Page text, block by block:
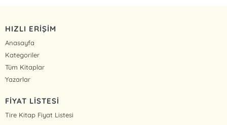
HIZLI ERİŞİM
Anasayfa
Kategoriler
Tüm Kitaplar
Yazarlar
FİYAT LİSTESİ
Tire Kitap Fiyat Listesi